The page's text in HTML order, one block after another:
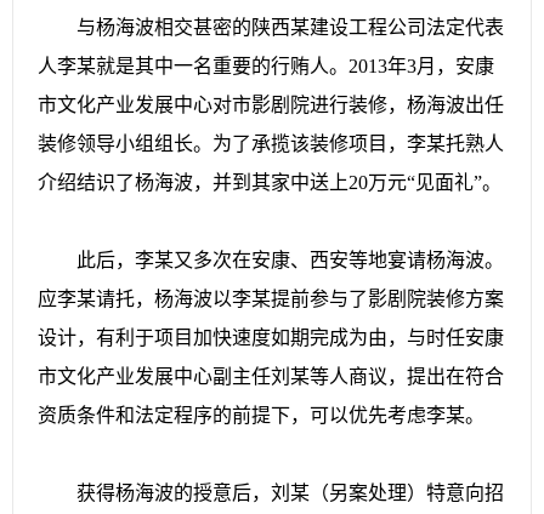
与杨海波相交甚密的陕西某建设工程公司法定代表
人李某就是其中一名重要的行贿人。2013年3月，安康
市文化产业发展中心对市影剧院进行装修，杨海波出任
装修领导小组组长。为了承揽该装修项目，李某托熟人
介绍结识了杨海波，并到其家中送上20万元“见面礼”。
此后，李某又多次在安康、西安等地宴请杨海波。
应李某请托，杨海波以李某提前参与了影剧院装修方案
设计，有利于项目加快速度如期完成为由，与时任安康
市文化产业发展中心副主任刘某等人商议，提出在符合
资质条件和法定程序的前提下，可以优先考虑李某。
获得杨海波的授意后，刘某（另案处理）特意向招